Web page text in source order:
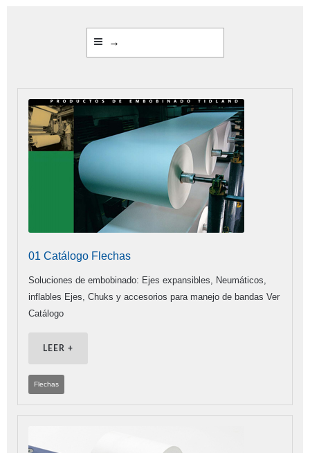
→
01 Catálogo Flechas
Soluciones de embobinado: Ejes expansibles, Neumáticos,
inflables Ejes, Chuks y accesorios para manejo de bandas Ver
Catálogo
LEER +
Flechas